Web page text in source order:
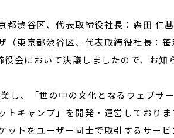
都渋谷区、代表取締役社長：森田 仁
（東京都渋谷区、代表取締役社長：
会において決議しましたので、お知
し、「世の中の文化となるウェブサ
トキャンプ」を開発・運営しており
ットをユーザー同士で取引するサー
閉じる